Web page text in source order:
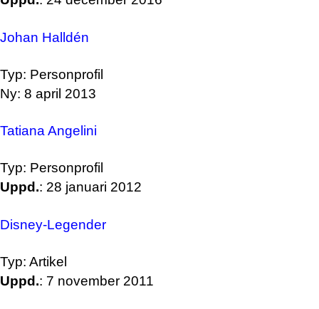
Johan Halldén
Typ: Personprofil
Ny: 8 april 2013
Tatiana Angelini
Typ: Personprofil
Uppd.: 28 januari 2012
Disney-Legender
Typ: Artikel
Uppd.: 7 november 2011